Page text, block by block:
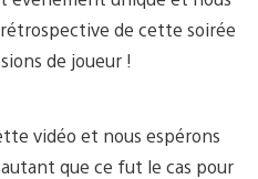
de cette soirée
de joueur !
vidéo et nous espérons
que ce fut le cas pour